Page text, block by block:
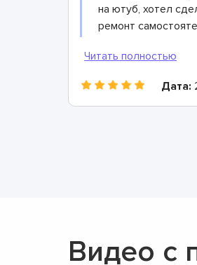
на ютуб, хотел
ремонт
итоге только время
потерял. Хорошо
коллега дал
этого сервисного
Дата:
Видео с